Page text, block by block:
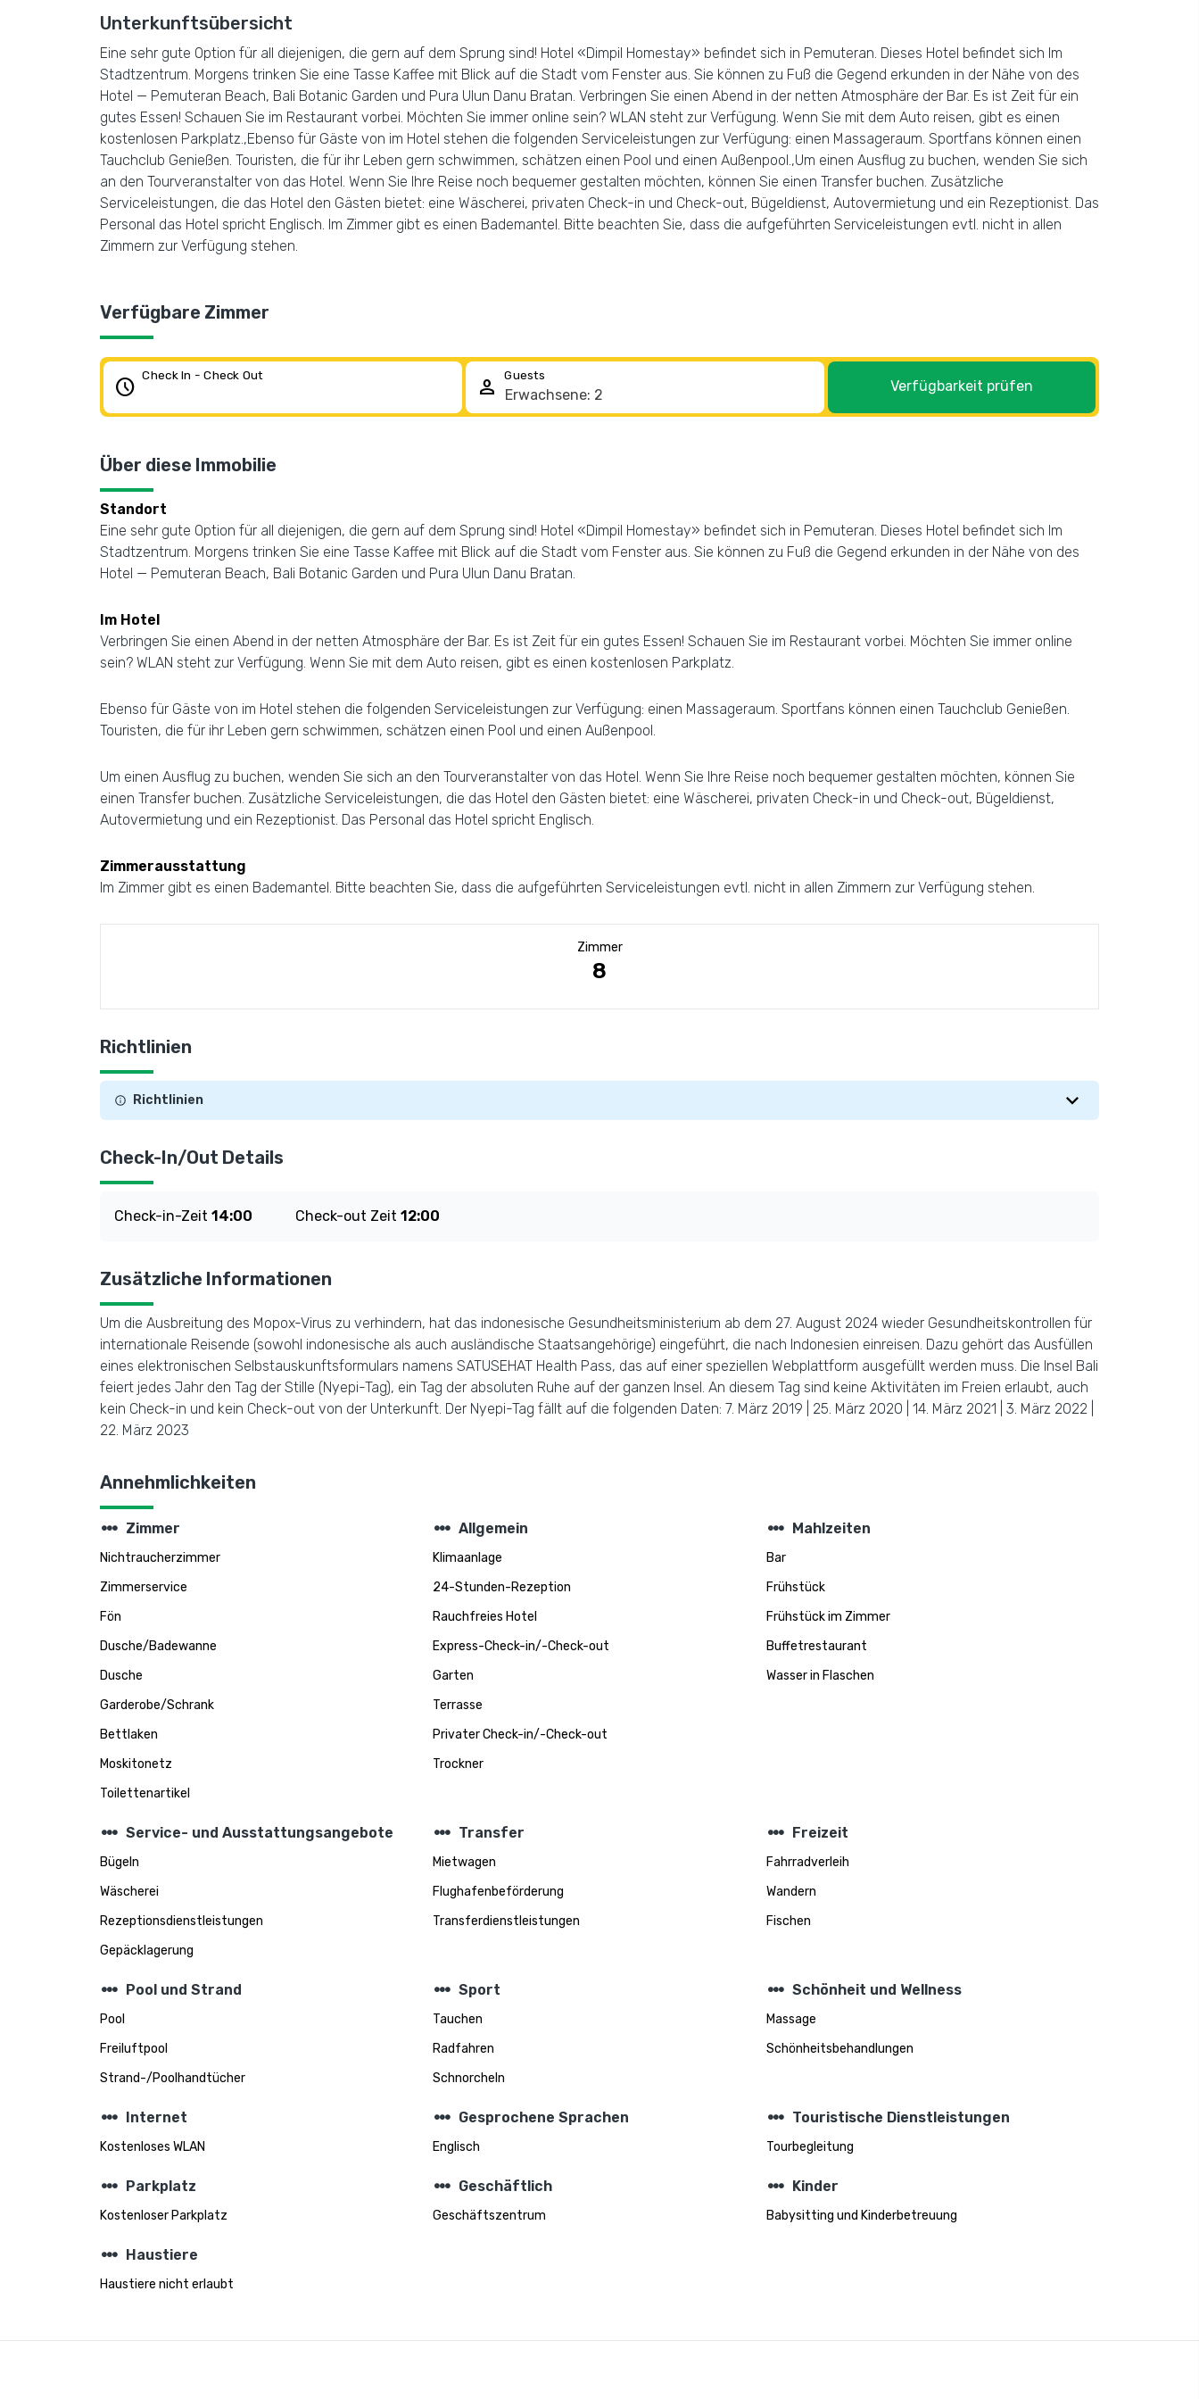
Unterkunftsübersicht
Eine sehr gute Option für all diejenigen, die gern auf dem Sprung sind! Hotel «Dimpil Homestay» befindet sich in Pemuteran. Dieses Hotel befindet sich Im
Stadtzentrum. Morgens trinken Sie eine Tasse Kaffee mit Blick auf die Stadt vom Fenster aus. Sie können zu Fuß die Gegend erkunden in der Nähe von des
Hotel — Pemuteran Beach, Bali Botanic Garden und Pura Ulun Danu Bratan. Verbringen Sie einen Abend in der netten Atmosphäre der Bar. Es ist Zeit für ein
gutes Essen! Schauen Sie im Restaurant vorbei. Möchten Sie immer online sein? WLAN steht zur Verfügung. Wenn Sie mit dem Auto reisen, gibt es einen
kostenlosen Parkplatz.,Ebenso für Gäste von im Hotel stehen die folgenden Serviceleistungen zur Verfügung: einen Massageraum. Sportfans können einen
Tauchclub Genießen. Touristen, die für ihr Leben gern schwimmen, schätzen einen Pool und einen Außenpool.,Um einen Ausflug zu buchen, wenden Sie sich
an den Tourveranstalter von das Hotel. Wenn Sie Ihre Reise noch bequemer gestalten möchten, können Sie einen Transfer buchen. Zusätzliche
Serviceleistungen, die das Hotel den Gästen bietet: eine Wäscherei, privaten Check-in und Check-out, Bügeldienst, Autovermietung und ein Rezeptionist. Das
Personal das Hotel spricht Englisch. Im Zimmer gibt es einen Bademantel. Bitte beachten Sie, dass die aufgeführten Serviceleistungen evtl. nicht in allen
Zimmern zur Verfügung stehen.
Verfügbare Zimmer
schedule Check In - Check Out person Guests
Verfügbarkeit prüfen
Über diese Immobilie
Standort
Eine sehr gute Option für all diejenigen, die gern auf dem Sprung sind! Hotel «Dimpil Homestay» befindet sich in Pemuteran. Dieses Hotel befindet sich Im
Stadtzentrum. Morgens trinken Sie eine Tasse Kaffee mit Blick auf die Stadt vom Fenster aus. Sie können zu Fuß die Gegend erkunden in der Nähe von des
Hotel — Pemuteran Beach, Bali Botanic Garden und Pura Ulun Danu Bratan.
Im Hotel
Verbringen Sie einen Abend in der netten Atmosphäre der Bar. Es ist Zeit für ein gutes Essen! Schauen Sie im Restaurant vorbei. Möchten Sie immer online
sein? WLAN steht zur Verfügung. Wenn Sie mit dem Auto reisen, gibt es einen kostenlosen Parkplatz.
Ebenso für Gäste von im Hotel stehen die folgenden Serviceleistungen zur Verfügung: einen Massageraum. Sportfans können einen Tauchclub Genießen.
Touristen, die für ihr Leben gern schwimmen, schätzen einen Pool und einen Außenpool.
Um einen Ausflug zu buchen, wenden Sie sich an den Tourveranstalter von das Hotel. Wenn Sie Ihre Reise noch bequemer gestalten möchten, können Sie
einen Transfer buchen. Zusätzliche Serviceleistungen, die das Hotel den Gästen bietet: eine Wäscherei, privaten Check-in und Check-out, Bügeldienst,
Autovermietung und ein Rezeptionist. Das Personal das Hotel spricht Englisch.
Zimmerausstattung
Im Zimmer gibt es einen Bademantel. Bitte beachten Sie, dass die aufgeführten Serviceleistungen evtl. nicht in allen Zimmern zur Verfügung stehen.
Zimmer
8
Richtlinien
Richtlinien
Check-In/Out Details
Check-in-Zeit 14:00 Check-out Zeit 12:00
Zusätzliche Informationen
Um die Ausbreitung des Mopox-Virus zu verhindern, hat das indonesische Gesundheitsministerium ab dem 27. August 2024 wieder Gesundheitskontrollen für
internationale Reisende (sowohl indonesische als auch ausländische Staatsangehörige) eingeführt, die nach Indonesien einreisen. Dazu gehört das Ausfüllen
eines elektronischen Selbstauskunftsformulars namens SATUSEHAT Health Pass, das auf einer speziellen Webplattform ausgefüllt werden muss. Die Insel Bali
feiert jedes Jahr den Tag der Stille (Nyepi-Tag), ein Tag der absoluten Ruhe auf der ganzen Insel. An diesem Tag sind keine Aktivitäten im Freien erlaubt, auch
kein Check-in und kein Check-out von der Unterkunft. Der Nyepi-Tag fällt auf die folgenden Daten: 7. März 2019 | 25. März 2020 | 14. März 2021 | 3. März 2022 |
22. März 2023
Annehmlichkeiten
steppers Zimmer
Nichtraucherzimmer
Zimmerservice
Fön
Dusche/Badewanne
Dusche
Garderobe/Schrank
Bettlaken
Moskitonetz
Toilettenartikel
steppers Allgemein
Klimaanlage
24-Stunden-Rezeption
Rauchfreies Hotel
Express-Check-in/-Check-out
Garten
Terrasse
Privater Check-in/-Check-out
Trockner
steppers Mahlzeiten
Bar
Frühstück
Frühstück im Zimmer
Buffetrestaurant
Wasser in Flaschen
steppers Service- und Ausstattungsangebote
Bügeln
Wäscherei
Rezeptionsdienstleistungen
Gepäcklagerung
steppers Transfer
Mietwagen
Flughafenbeförderung
Transferdienstleistungen
steppers Freizeit
Fahrradverleih
Wandern
Fischen
steppers Pool und Strand
Pool
Freiluftpool
Strand-/Poolhandtücher
steppers Sport
Tauchen
Radfahren
Schnorcheln
steppers Schönheit und Wellness
Massage
Schönheitsbehandlungen
steppers Internet
Kostenloses WLAN
steppers Gesprochene Sprachen
Englisch
steppers Touristische Dienstleistungen
Tourbegleitung
steppers Parkplatz
Kostenloser Parkplatz
steppers Geschäftlich
Geschäftszentrum
steppers Kinder
Babysitting und Kinderbetreuung
steppers Haustiere
Haustiere nicht erlaubt